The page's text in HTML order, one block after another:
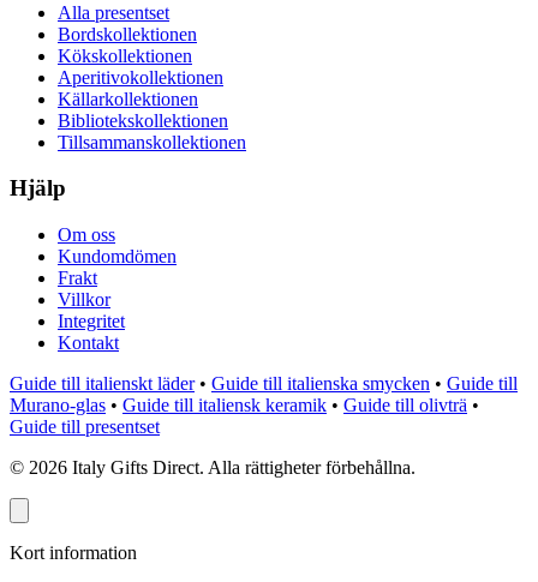
Alla presentset
Bordskollektionen
Kökskollektionen
Aperitivokollektionen
Källarkollektionen
Bibliotekskollektionen
Tillsammanskollektionen
Hjälp
Om oss
Kundomdömen
Frakt
Villkor
Integritet
Kontakt
Guide till italienskt läder • Guide till italienska smycken • Guide till
Murano-glas • Guide till italiensk keramik • Guide till olivträ •
Guide till presentset
© 2026 Italy Gifts Direct. Alla rättigheter förbehållna.
Kort information